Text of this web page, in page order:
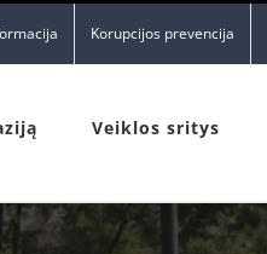
Korupcijos prevencija
Veiklos sritys